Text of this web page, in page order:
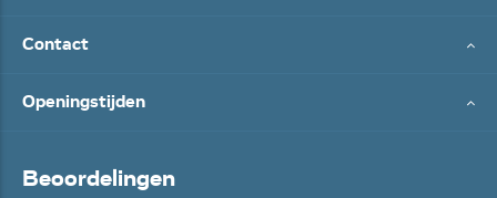
Contact
Openingstijden
Beoordelingen